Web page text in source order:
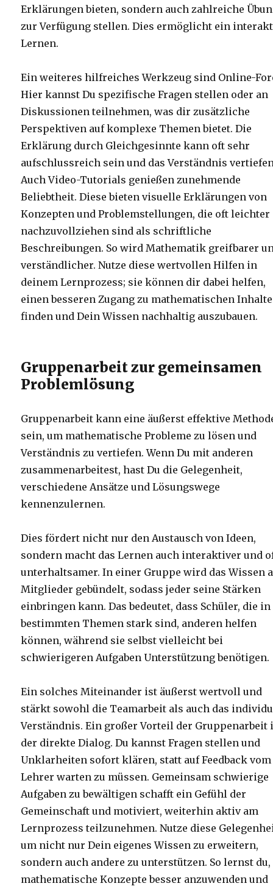
Erklärungen bieten, sondern auch zahlreiche
zur Verfügung stellen. Dies ermöglicht ein
Lernen.
Ein weiteres hilfreiches Werkzeug sind Online-
Hier kannst Du spezifische Fragen stellen oder an
Diskussionen teilnehmen, was dir zusätzliche
Perspektiven auf komplexe Themen bietet. Die
Erklärung durch Gleichgesinnte kann oft sehr
aufschlussreich sein und das Verständnis
Auch Video-Tutorials genießen zunehmende
Beliebtheit. Diese bieten visuelle Erklärungen von
Konzepten und Problemstellungen, die oft leichter
nachzuvollziehen sind als schriftliche
Beschreibungen. So wird Mathematik greifbarer
verständlicher. Nutze diese wertvollen Hilfen in
deinem Lernprozess; sie können dir dabei helfen,
einen besseren Zugang zu mathematischen
finden und Dein Wissen nachhaltig auszubauen.
Gruppenarbeit zur gemeinsamen
Problemlösung
Gruppenarbeit kann eine äußerst effektive
sein, um mathematische Probleme zu lösen und
Verständnis zu vertiefen. Wenn Du mit anderen
zusammenarbeitest, hast Du die Gelegenheit,
verschiedene Ansätze und Lösungswege
kennenzulernen.
Dies fördert nicht nur den Austausch von Ideen,
sondern macht das Lernen auch interaktiver und
unterhaltsamer. In einer Gruppe wird das Wissen
Mitglieder gebündelt, sodass jeder seine Stärken
einbringen kann. Das bedeutet, dass Schüler, die in
bestimmten Themen stark sind, anderen helfen
können, während sie selbst vielleicht bei
schwierigeren Aufgaben Unterstützung benötigen.
Ein solches Miteinander ist äußerst wertvoll und
stärkt sowohl die Teamarbeit als auch das
Verständnis. Ein großer Vorteil der Gruppenarbeit
der direkte Dialog. Du kannst Fragen stellen und
Unklarheiten sofort klären, statt auf Feedback vom
Lehrer warten zu müssen. Gemeinsam schwierige
Aufgaben zu bewältigen schafft ein Gefühl der
Gemeinschaft und motiviert, weiterhin aktiv am
Lernprozess teilzunehmen. Nutze diese
um nicht nur Dein eigenes Wissen zu erweitern,
sondern auch andere zu unterstützen. So lernst du,
mathematische Konzepte besser anzuwenden und